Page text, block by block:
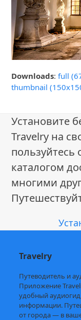
Downloads:full
thumbnail
Установите
Travelry на
каталогом
многими
Travelry
Путеводитель и
Приложение
удобный
информации.
от города — в